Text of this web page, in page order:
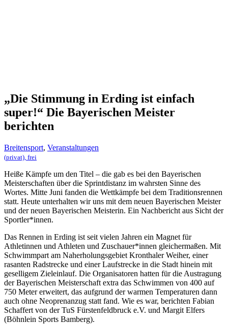
„Die Stimmung in Erding ist einfach
super!“ Die Bayerischen Meister
berichten
Breitensport, Veranstaltungen
(privat), frei
Heiße Kämpfe um den Titel – die gab es bei den Bayerischen
Meisterschaften über die Sprintdistanz im wahrsten Sinne des
Wortes. Mitte Juni fanden die Wettkämpfe bei dem Traditionsrennen
statt. Heute unterhalten wir uns mit dem neuen Bayerischen Meister
und der neuen Bayerischen Meisterin. Ein Nachbericht aus Sicht der
Sportler*innen.
Das Rennen in Erding ist seit vielen Jahren ein Magnet für
Athletinnen und Athleten und Zuschauer*innen gleichermaßen. Mit
Schwimmpart am Naherholungsgebiet Kronthaler Weiher, einer
rasanten Radstrecke und einer Laufstrecke in die Stadt hinein mit
geselligem Zieleinlauf. Die Organisatoren hatten für die Austragung
der Bayerischen Meisterschaft extra das Schwimmen von 400 auf
750 Meter erweitert, das aufgrund der warmen Temperaturen dann
auch ohne Neoprenanzug statt fand. Wie es war, berichten Fabian
Schaffert von der TuS Fürstenfeldbruck e.V. und Margit Elfers
(Böhnlein Sports Bamberg).